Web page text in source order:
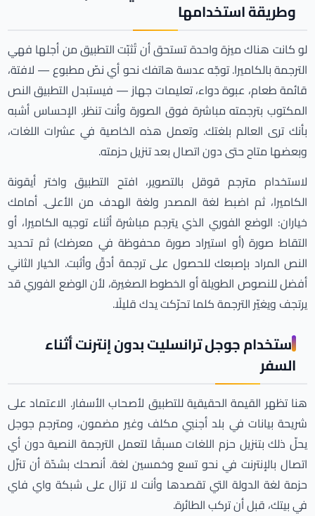
وطريقة استخدامها
لو كانت هناك ميزة واحدة تستحق أن تُثبّت التطبيق من أجلها فهي
الترجمة بالكاميرا. توجّه عدسة هاتفك نحو أي نصّ مطبوع — لافتة،
قائمة طعام، عبوة دواء، تعليمات جهاز — فيستبدل التطبيق النص
المكتوب بترجمته مباشرة فوق الصورة وأنت تنظر. الإحساس أشبه
بأنك ترى العالم بلغتك. وتعمل هذه الخاصية في عشرات اللغات،
وبعضها متاح حتى دون اتصال بعد تنزيل حزمته.
لاستخدام مترجم قوقل بالتصوير، افتح التطبيق واختر أيقونة
الكاميرا، ثم اضبط لغة المصدر ولغة الهدف من الأعلى. أمامك
خياران: الوضع الفوري الذي يترجم مباشرة أثناء توجيه الكاميرا، أو
التقاط صورة (أو استيراد صورة محفوظة في معرضك) ثم تحديد
النص المراد بإصبعك للحصول على ترجمة أدقّ وأثبت. الخيار الثاني
أفضل للنصوص الطويلة أو الخطوط الصغيرة، لأن الوضع الفوري قد
يرتجف ويغيّر الترجمة كلما تحرّكت يدك قليلًا.
استخدام جوجل ترانسليت بدون إنترنت أثناء
السفر
هنا تظهر القيمة الحقيقية للتطبيق لأصحاب الأسفار. الاعتماد على
شريحة بيانات في بلد أجنبي مكلف وغير مضمون، ومترجم جوجل
يحلّ ذلك بتنزيل حزم اللغات مسبقًا لتعمل الترجمة النصية دون أي
اتصال بالإنترنت في نحو تسع وخمسين لغة. أنصحك بشدّة أن تنزّل
حزمة لغة الدولة التي تقصدها وأنت لا تزال على شبكة واي فاي
في بيتك، قبل أن تركب الطائرة.